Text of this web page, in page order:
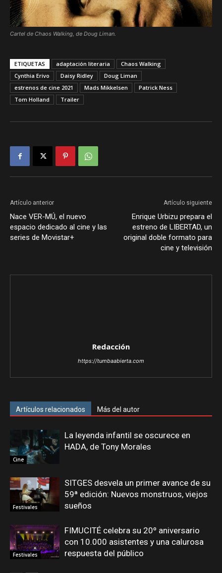
Cartel de Chaos Walking, de Doug Liman.
ETIQUETAS adaptación literaria
Chaos Walking
Cynthia Erivo
Daisy Ridley
Doug Liman
estrenos de cine 2021
Mads Mikkelsen
Patrick Ness
Tom Holland
Trailer
Artículo anterior
Nace VER-MÚ, el nuevo
espacio dedicado al cine y las
series de Movistar+
Artículo siguiente
Enrique Urbizu prepara el
estreno de LIBERTAD, un
original doble formato para
cine y televisión
Redacción
https://tumbaabierta.com
Artículos relacionados Más del autor
Cine
La leyenda infantil se oscurece en
HADA, de Tony Morales
Festivales
SITGES desvela un primer avance de su
59ª edición: Nuevos monstruos, viejos
sueños
Festivales
FIMUCITÉ celebra su 20º aniversario
con 10.000 asistentes y una calurosa
respuesta del público